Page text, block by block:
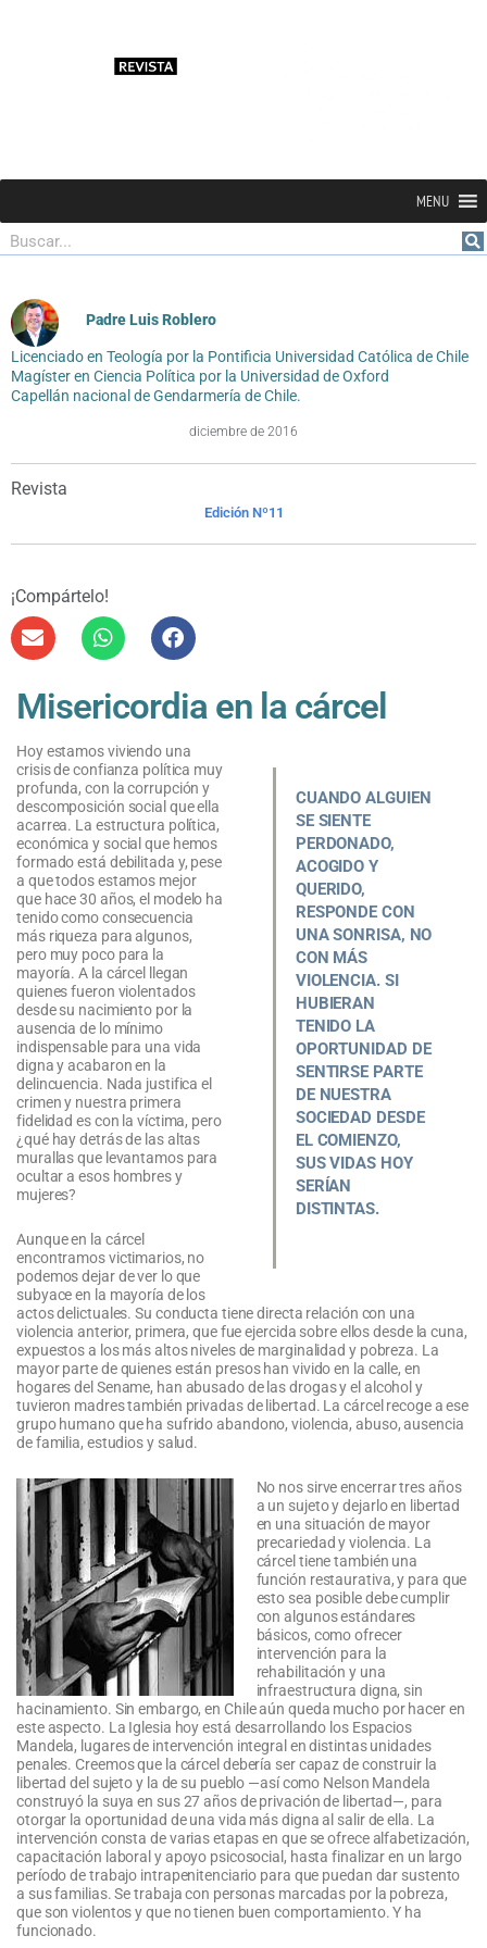
MENU
Buscar
Padre Luis Roblero
Licenciado en Teología por la Pontificia Universidad Católica de Chile
Magíster en Ciencia Política por la Universidad de Oxford
Capellán nacional de Gendarmería de Chile.
diciembre de 2016
Revista
Edición Nº11
¡Compártelo!
Misericordia en la cárcel
CUANDO ALGUIEN
SE SIENTE
PERDONADO,
ACOGIDO Y
QUERIDO,
RESPONDE CON
UNA SONRISA, NO
CON MÁS
VIOLENCIA. SI
HUBIERAN
TENIDO LA
OPORTUNIDAD DE
SENTIRSE PARTE
DE NUESTRA
SOCIEDAD DESDE
EL COMIENZO,
SUS VIDAS HOY
SERÍAN
DISTINTAS.
Hoy estamos viviendo una
crisis de confianza política muy
profunda, con la corrupción y
descomposición social que ella
acarrea. La estructura política,
económica y social que hemos
formado está debilitada y, pese
a que todos estamos mejor
que hace 30 años, el modelo ha
tenido como consecuencia
más riqueza para algunos,
pero muy poco para la
mayoría. A la cárcel llegan
quienes fueron violentados
desde su nacimiento por la
ausencia de lo mínimo
indispensable para una vida
digna y acabaron en la
delincuencia. Nada justifica el
crimen y nuestra primera
fidelidad es con la víctima, pero
¿qué hay detrás de las altas
murallas que levantamos para
ocultar a esos hombres y
mujeres?
Aunque en la cárcel
encontramos victimarios, no
podemos dejar de ver lo que
subyace en la mayoría de los
actos delictuales. Su conducta tiene directa relación con una
violencia anterior, primera, que fue ejercida sobre ellos desde la cuna,
expuestos a los más altos niveles de marginalidad y pobreza. La
mayor parte de quienes están presos han vivido en la calle, en
hogares del Sename, han abusado de las drogas y el alcohol y
tuvieron madres también privadas de libertad. La cárcel recoge a ese
grupo humano que ha sufrido abandono, violencia, abuso, ausencia
de familia, estudios y salud.
No nos sirve encerrar tres años
a un sujeto y dejarlo en libertad
en una situación de mayor
precariedad y violencia. La
cárcel tiene también una
función restaurativa, y para que
esto sea posible debe cumplir
con algunos estándares
básicos, como ofrecer
intervención para la
rehabilitación y una
infraestructura digna, sin
hacinamiento. Sin embargo, en Chile aún queda mucho por hacer en
este aspecto. La Iglesia hoy está desarrollando los Espacios
Mandela, lugares de intervención integral en distintas unidades
penales. Creemos que la cárcel debería ser capaz de construir la
libertad del sujeto y la de su pueblo —así como Nelson Mandela
construyó la suya en sus 27 años de privación de libertad—, para
otorgar la oportunidad de una vida más digna al salir de ella. La
intervención consta de varias etapas en que se ofrece alfabetización,
capacitación laboral y apoyo psicosocial, hasta finalizar en un largo
período de trabajo intrapenitenciario para que puedan dar sustento
a sus familias. Se trabaja con personas marcadas por la pobreza,
que son violentos y que no tienen buen comportamiento. Y ha
funcionado.